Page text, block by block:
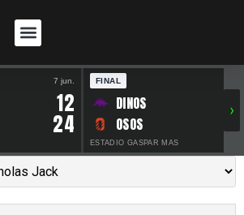
7 jun.
12
24
FINAL
DINOS
OSOS
ESTADIO GASPAR MAS
›